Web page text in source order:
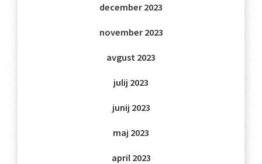
december 2023
november 2023
avgust 2023
julij 2023
junij 2023
maj 2023
april 2023